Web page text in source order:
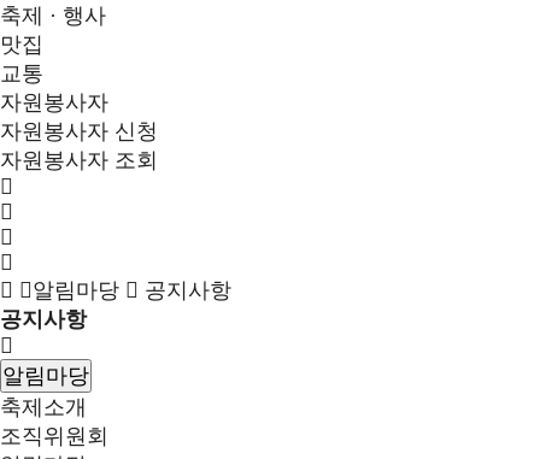
축제 · 행사
맛집
교통
자원봉사자
자원봉사자 신청
자원봉사자 조회
알림마당
공지사항
공지사항
알림마당
축제소개
조직위원회